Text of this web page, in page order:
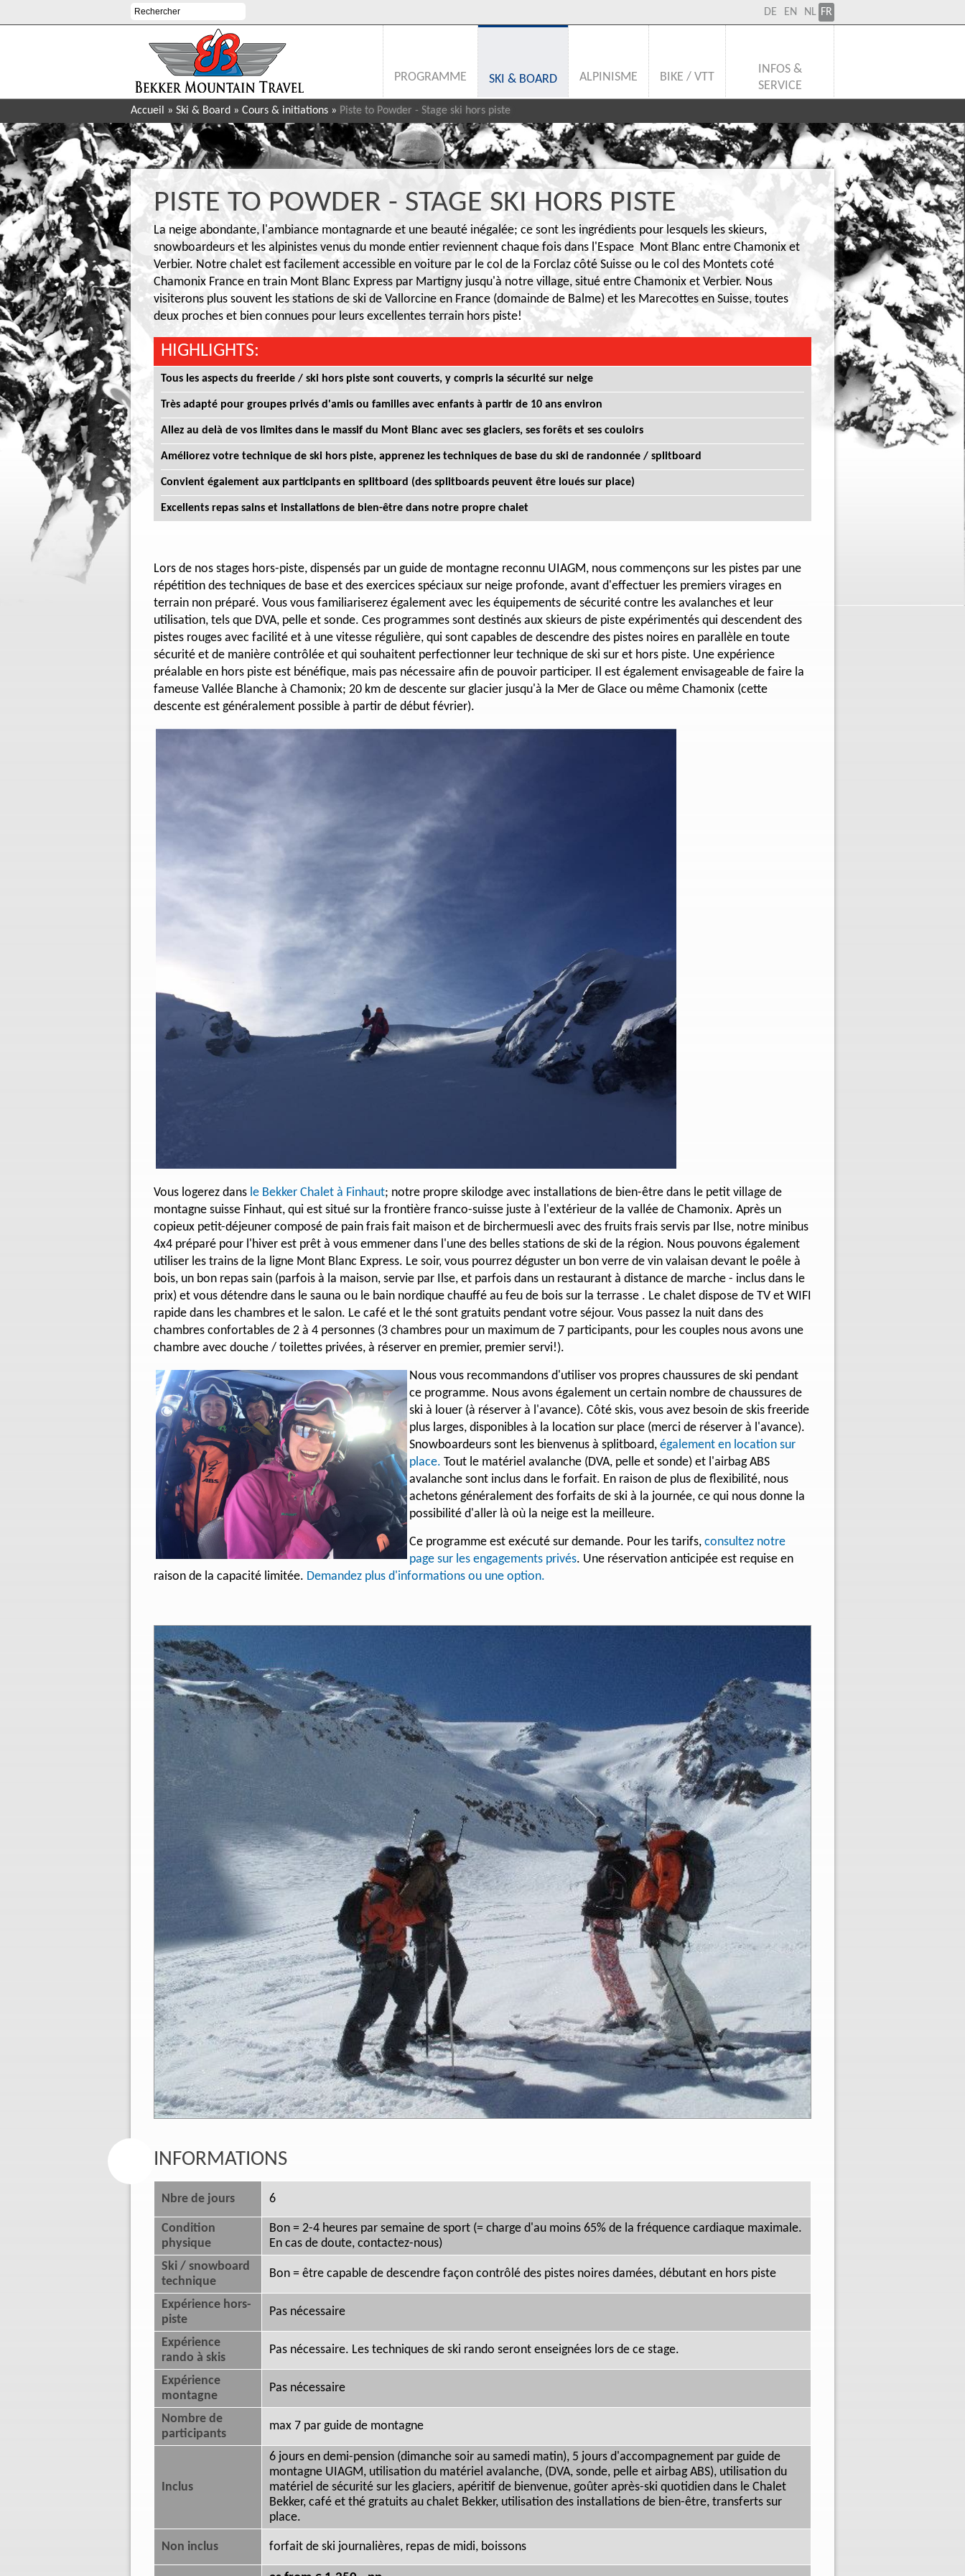
DE EN FR
NL
PROGRAMME SKI & BOARD ALPINISME BIKE / VTT
INFOS &
SERVICE
Accueil » Ski & Board » Cours & initiations » Piste to Powder - Stage ski hors piste
PISTE TO POWDER - STAGE SKI HORS PISTE
La neige abondante, l'ambiance montagnarde et une beauté inégalée; ce sont les ingrédients pour lesquels les skieurs,
snowboardeurs et les alpinistes venus du monde entier reviennent chaque fois dans l'Espace Mont Blanc entre Chamonix et
Verbier. Notre chalet est facilement accessible en voiture par le col de la Forclaz côté Suisse ou le col des Montets coté
Chamonix France en train Mont Blanc Express par Martigny jusqu'à notre village, situé entre Chamonix et Verbier. Nous
visiterons plus souvent les stations de ski de Vallorcine en France (domainde de Balme) et les Marecottes en Suisse, toutes
deux proches et bien connues pour leurs excellentes terrain hors piste!
HIGHLIGHTS:
Tous les aspects du freeride / ski hors piste sont couverts, y compris la sécurité sur neige
Très adapté pour groupes privés d'amis ou familles avec enfants à partir de 10 ans environ
Allez au delà de vos limites dans le massif du Mont Blanc avec ses glaciers, ses forêts et ses couloirs
Améliorez votre technique de ski hors piste, apprenez les techniques de base du ski de randonnée / splitboard
Convient également aux participants en splitboard (des splitboards peuvent être loués sur place)
Excellents repas sains et installations de bien-être dans notre propre chalet
Lors de nos stages hors-piste, dispensés par un guide de montagne reconnu UIAGM, nous commençons sur les pistes par une
répétition des techniques de base et des exercices spéciaux sur neige profonde, avant d'effectuer les premiers virages en
terrain non préparé. Vous vous familiariserez également avec les équipements de sécurité contre les avalanches et leur
utilisation, tels que DVA, pelle et sonde. Ces programmes sont destinés aux skieurs de piste expérimentés qui descendent des
pistes rouges avec facilité et à une vitesse régulière, qui sont capables de descendre des pistes noires en parallèle en toute
sécurité et de manière contrôlée et qui souhaitent perfectionner leur technique de ski sur et hors piste. Une expérience
préalable en hors piste est bénéfique, mais pas nécessaire afin de pouvoir participer. Il est également envisageable de faire la
fameuse Vallée Blanche à Chamonix; 20 km de descente sur glacier jusqu'à la Mer de Glace ou même Chamonix (cette
descente est généralement possible à partir de début février).
Vous logerez dans le Bekker Chalet à Finhaut; notre propre skilodge avec installations de bien-être dans le petit village de
montagne suisse Finhaut, qui est situé sur la frontière franco-suisse juste à l'extérieur de la vallée de Chamonix. Après un
copieux petit-déjeuner composé de pain frais fait maison et de birchermuesli avec des fruits frais servis par Ilse, notre minibus
4x4 préparé pour l'hiver est prêt à vous emmener dans l'une des belles stations de ski de la région. Nous pouvons également
utiliser les trains de la ligne Mont Blanc Express. Le soir, vous pourrez déguster un bon verre de vin valaisan devant le poêle à
bois, un bon repas sain (parfois à la maison, servie par Ilse, et parfois dans un restaurant à distance de marche - inclus dans le
prix) et vous détendre dans le sauna ou le bain nordique chauffé au feu de bois sur la terrasse . Le chalet dispose de TV et WIFI
rapide dans les chambres et le salon. Le café et le thé sont gratuits pendant votre séjour. Vous passez la nuit dans des
chambres confortables de 2 à 4 personnes (3 chambres pour un maximum de 7 participants, pour les couples nous avons une
chambre avec douche / toilettes privées, à réserver en premier, premier servi!).
Nous vous recommandons d'utiliser vos propres chaussures de ski pendant
ce programme. Nous avons également un certain nombre de chaussures de
ski à louer (à réserver à l'avance). Côté skis, vous avez besoin de skis freeride
plus larges, disponibles à la location sur place (merci de réserver à l'avance).
Snowboardeurs sont les bienvenus à splitboard, également en location sur
place. Tout le matériel avalanche (DVA, pelle et sonde) et l'airbag ABS
avalanche sont inclus dans le forfait. En raison de plus de flexibilité, nous
achetons généralement des forfaits de ski à la journée, ce qui nous donne la
possibilité d'aller là où la neige est la meilleure.
Ce programme est exécuté sur demande. Pour les tarifs, consultez notre
page sur les engagements privés. Une réservation anticipée est requise en
raison de la capacité limitée. Demandez plus d'informations ou une option.
INFORMATIONS
Nbre de jours 6
Condition
physique
Bon = 2-4 heures par semaine de sport (= charge d'au moins 65% de la fréquence cardiaque maximale.
En cas de doute, contactez-nous)
Ski / snowboard
technique
Bon = être capable de descendre façon contrôlé des pistes noires damées, débutant en hors piste
Expérience hors-
piste
Pas nécessaire
Expérience
rando à skis
Pas nécessaire. Les techniques de ski rando seront enseignées lors de ce stage.
Expérience
montagne
Pas nécessaire
Nombre de
participants
max 7 par guide de montagne
Inclus
6 jours en demi-pension (dimanche soir au samedi matin), 5 jours d'accompagnement par guide de
montagne UIAGM, utilisation du matériel avalanche, (DVA, sonde, pelle et airbag ABS), utilisation du
matériel de sécurité sur les glaciers, apéritif de bienvenue, goûter après-ski quotidien dans le Chalet
Bekker, café et thé gratuits au chalet Bekker, utilisation des installations de bien-être, transferts sur
place.
Non inclus forfait de ski journalières, repas de midi, boissons